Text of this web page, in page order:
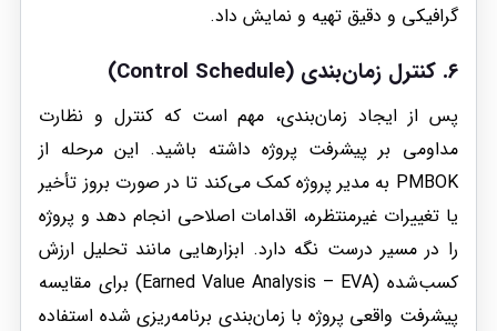
گرافیکی و دقیق تهیه و نمایش داد.
۶. کنترل زمان‌بندی (Control Schedule)
پس از ایجاد زمان‌بندی، مهم است که کنترل و نظارت
مداومی بر پیشرفت پروژه داشته باشید. این مرحله از
PMBOK به مدیر پروژه کمک می‌کند تا در صورت بروز تأخیر
یا تغییرات غیرمنتظره، اقدامات اصلاحی انجام دهد و پروژه
را در مسیر درست نگه دارد. ابزارهایی مانند تحلیل ارزش
کسب‌شده (Earned Value Analysis – EVA) برای مقایسه
پیشرفت واقعی پروژه با زمان‌بندی برنامه‌ریزی شده استفاده